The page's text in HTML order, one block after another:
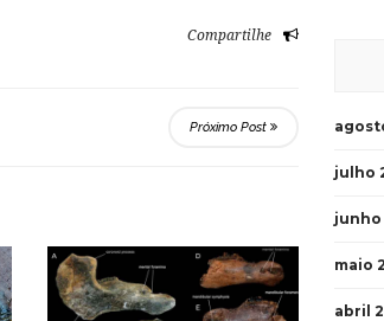
Compartilhe
Próximo Post
julho
junho
maio
abril